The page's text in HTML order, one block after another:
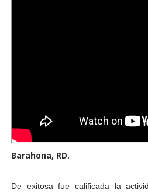
Barahona, RD.
De exitosa fue calificada la